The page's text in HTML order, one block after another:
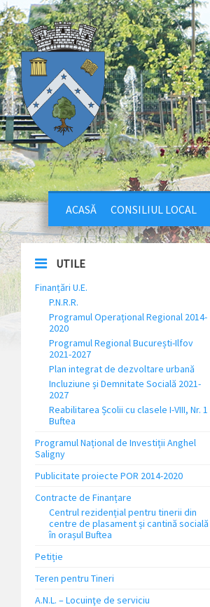
ACASĂ CONSILIUL LOCAL
UTILE
Finanțări U.E.
P.N.R.R.
Programul Operațional Regional 2014-
2020
Programul Regional București-Ilfov
2021-2027
Plan integrat de dezvoltare urbană
Incluziune și Demnitate Socială 2021-
2027
Reabilitarea Școlii cu clasele I-VIII, Nr. 1
Buftea
Programul Național de Investiții Anghel
Saligny
Publicitate proiecte POR 2014-2020
Contracte de Finanțare
Centrul rezidențial pentru tinerii din
centre de plasament și cantină socială
în orașul Buftea
Petiție
Teren pentru Tineri
A.N.L. – Locuinţe de serviciu